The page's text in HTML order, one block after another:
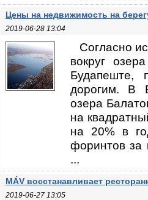
Цены на недвижимость на
2019-06-28 13:04
Согласно
вокруг
Будапеште,
дорогим. В
озера
на
на 20% в
форинтов за
...
MÁV восстанавливает
2019-06-27 13:05